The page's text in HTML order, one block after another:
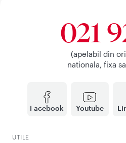
Facebook Youtube
021
(apelabil din
nationala, fixa
UTILE